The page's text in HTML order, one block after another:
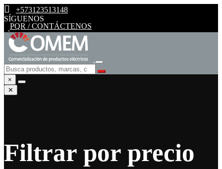
+573123513148
SÍGUENOS
PQR / CONTÁCTENOS
×
✕
Filtrar por precio